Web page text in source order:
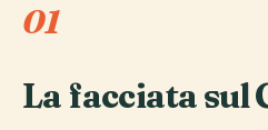
01
La facciata sul